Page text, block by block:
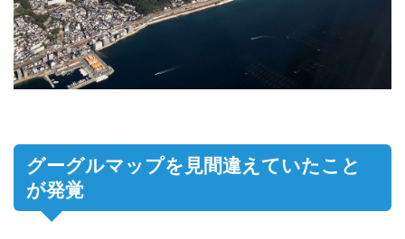
グーグルマップを見間違えていたこと
が発覚